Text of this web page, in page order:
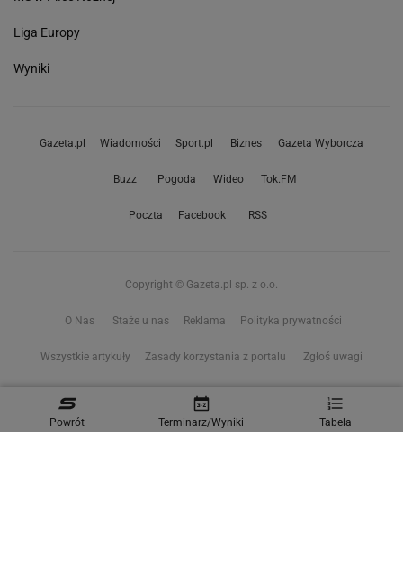
Powrót Terminarz/Wyniki Tabela
Liga Europy
Wyniki
Gazeta.pl Wiadomości Sport.pl Biznes Gazeta Wyborcza
Buzz Pogoda Wideo Tok.FM
Poczta Facebook RSS
Copyright © Gazeta.pl sp. z o.o.
O Nas Staże u nas Reklama Polityka prywatności
Wszystkie artykuły Zasady korzystania z portalu Zgłoś uwagi